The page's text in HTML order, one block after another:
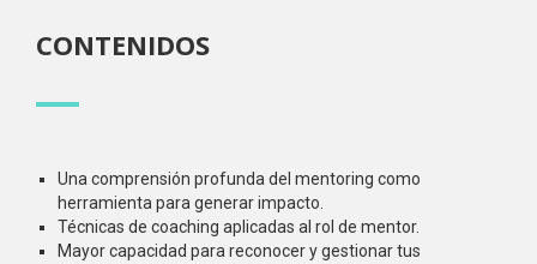
CONTENIDOS
Una comprensión profunda del mentoring como
herramienta para generar impacto.
Técnicas de coaching aplicadas al rol de mentor.
Mayor capacidad para reconocer y gestionar tus